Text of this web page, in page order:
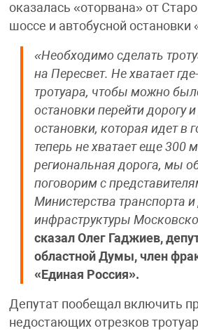
оказалась «оторвана» от
шоссе и автобусной остановки
«Необходимо сделать
на Пересвет. Не хватает
тротуара, чтобы можно
остановки перейти дорогу
остановки, которая идет в
теперь не хватает еще 300
региональная дорога, мы
поговорим с
Министерства транспорта
инфраструктуры
сказал Олег Гаджиев,
областной Думы, член
«Единая Россия».
Депутат пообещал включить
недостающих отрезков